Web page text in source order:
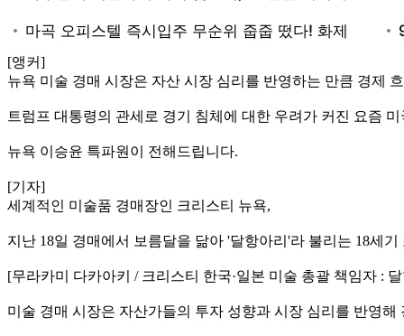
[앵커]
뉴욕 미술 경매 시장은 자산 시장 심리를 반영하는 만큼 경제
트럼프 대통령의 관세로 경기 침체에 대한 우려가 커진 요즘
뉴욕 이승윤 특파원이 전해드립니다.
[기자]
세계적인 미술품 경매장인 크리스티 뉴욕,
지난 18일 경매에서 보름달을 닮아 '달항아리'라 불리는 18세
[무라카미 다카아키 / 크리스티 한국·일본 미술 총괄 책임자 :
미술 경매 시장은 자산가들의 투자 성향과 시장 심리를 반영